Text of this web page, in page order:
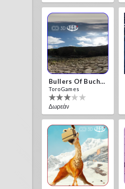
Bullers Of Buchan Aberdeen
ToroGames
Δωρεάν